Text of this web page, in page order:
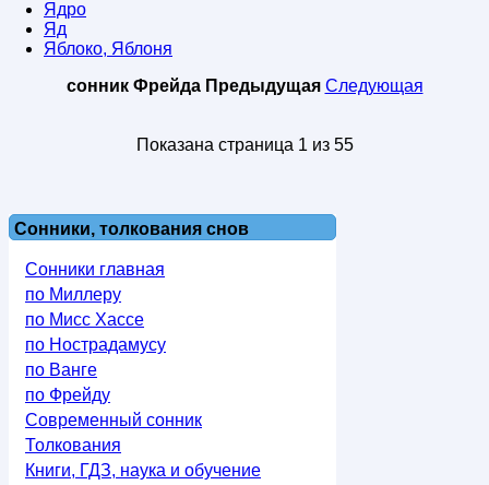
Ядро
Яд
Яблоко, Яблоня
сонник Фрейда Предыдущая Следующая
Показана страница 1 из 55
Сонники, толкования снов
Сонники главная
по Миллеру
по Мисс Хассе
по Нострадамусу
по Ванге
по Фрейду
Современный сонник
Толкования
Книги, ГДЗ, наука и обучение